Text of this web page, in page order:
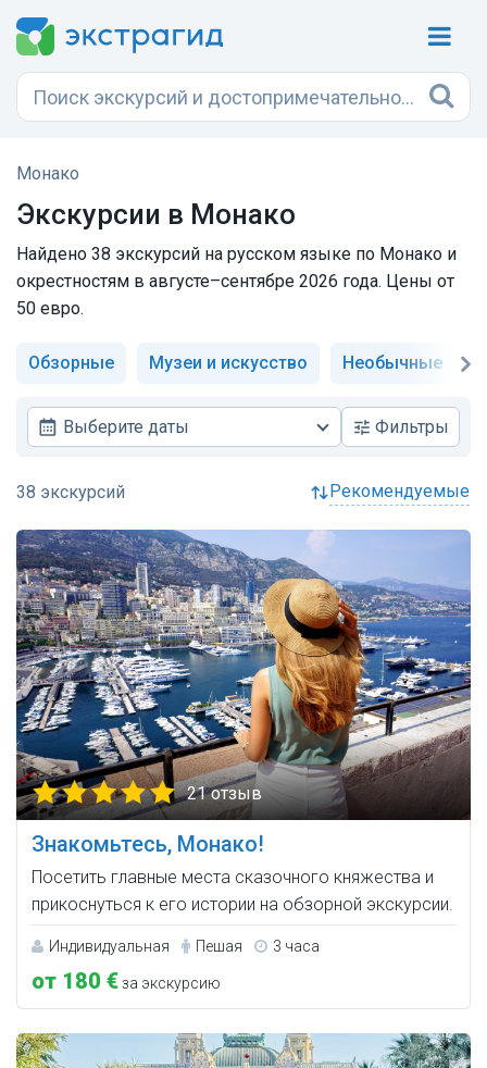
Монако
Экскурсии в Монако
Найдено 38 экскурсий на русском языке по Монако и
окрестностям в августе–сентябре 2026 года. Цены от
50 евро.
Обзорные Музеи и искусство Необычные
Выберите даты Фильтры
рекомендуемые
21 отзыв
Знакомьтесь, Монако!
Посетить главные места сказочного княжества и
прикоснуться к его истории на обзорной экскурсии.
Индивидуальная Пешая 3 часа
от 180 €за экскурсию